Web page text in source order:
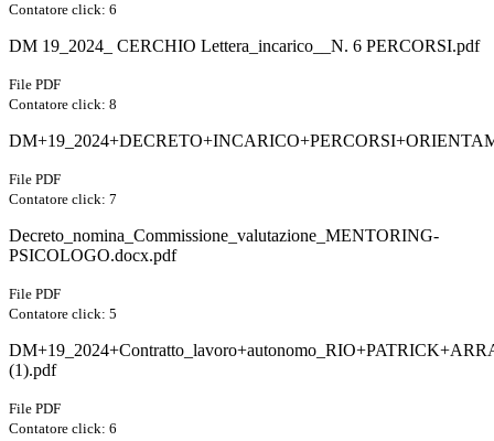
Contatore click: 6
DM 19_2024_ CERCHIO Lettera_incarico__N. 6 PERCORSI.pdf
File PDF
Contatore click: 8
File PDF
Contatore click: 7
Decreto_nomina_Commissione_valutazione_MENTORING-
PSICOLOGO.docx.pdf
File PDF
Contatore click: 5
(1).pdf
File PDF
Contatore click: 6